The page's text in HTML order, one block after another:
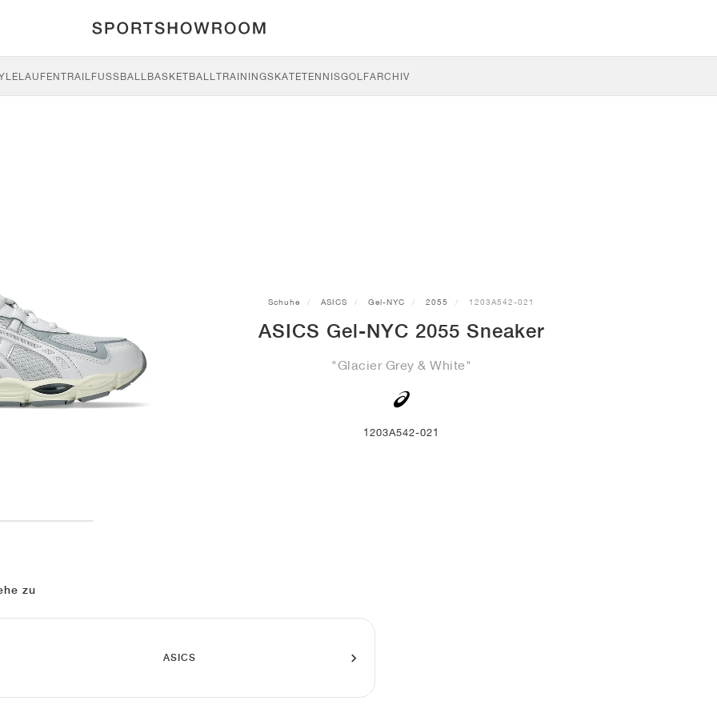
LAUFENTRAILFUSSBALL BASKETBALLTRAININGSKATETENNISGOLFARCHIV
Schuhe ASICS Gel-NYC 2055 1203A542-021
ASICS Gel-NYC 2055 Sneaker
"Glacier Grey & White"
1203A542-021
zu
ASICS